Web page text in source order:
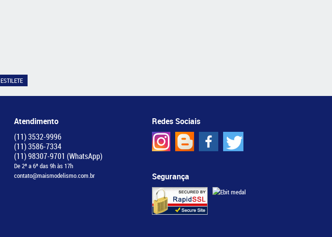
ESTILETE
Atendimento
(11)3532-9996
(11)3586-7334
(11)98307-9701 (WhatsApp)
De 2ª a 6ª das 9h às 17h
contato@maismodelismo.com.br
Redes Sociais
Segurança